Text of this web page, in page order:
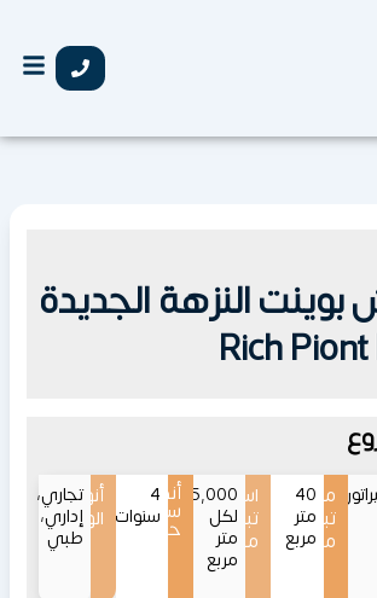
النزهة الجديدة
Rich
مساحات
تبدأ
من
40
متر
مربع
اسعار
تبدأ
من
75,000
لكل
متر
مربع
أنظمة
سداد
حتى
4
سنوات
أنواع
الوحدات
تجاري،
إداري،
طبي